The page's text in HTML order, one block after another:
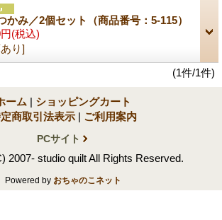
かみ／2個セット（商品番号：5-115）
(税込)
り]
(1件/1件)
ーム | ショッピングカート
商取引法表示 | ご利用案内
PCサイト
2007- studio quilt All Rights Reserved.
Powered by おちゃのこネット